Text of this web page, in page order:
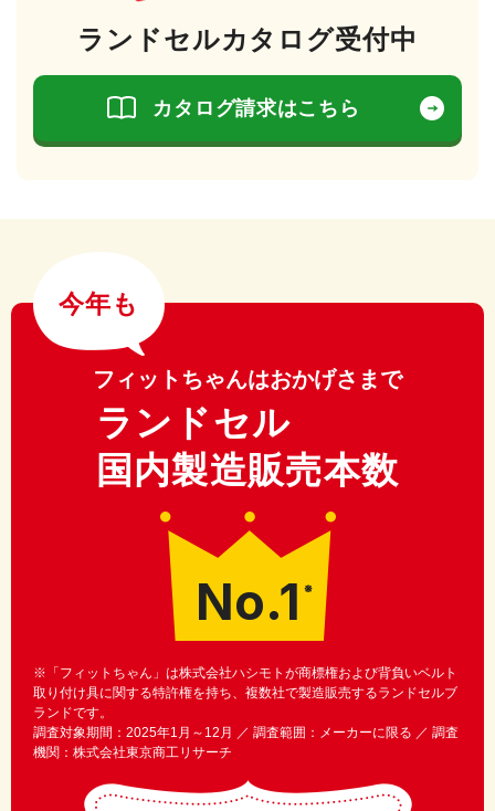
ランドセルカタログ受付中
カタログ請求はこちら
今年も
フィットちゃんはおかげさまで
ランドセル
国内製造販売本数
No.1 ※
※「フィットちゃん」は株式会社ハシモトが商標権および背負いベルト
取り付け具に関する特許権を持ち、複数社で製造販売するランドセルブ
ランドです。
調査対象期間：2025年1月～12月 ／ 調査範囲：メーカーに限る ／ 調査
機関：株式会社東京商工リサーチ